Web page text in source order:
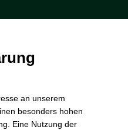
an unserem
besonders hohen
Eine Nutzung der